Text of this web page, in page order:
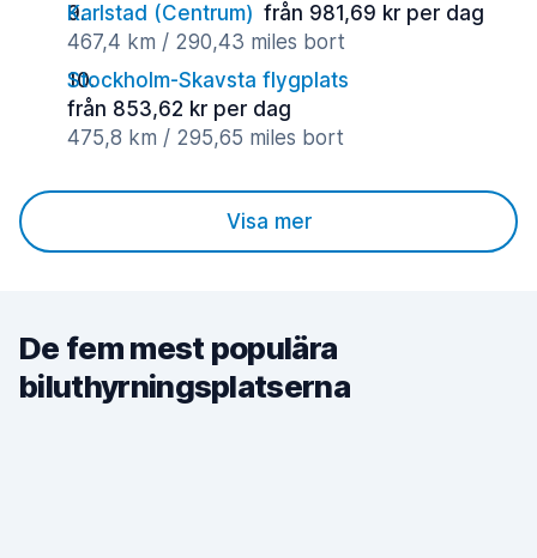
Karlstad (Centrum) från 981,69 kr per dag
467,4 km / 290,43 miles bort
Stockholm-Skavsta flygplats
från 853,62 kr per dag
475,8 km / 295,65 miles bort
Visa mer
De fem mest populära
biluthyrningsplatserna